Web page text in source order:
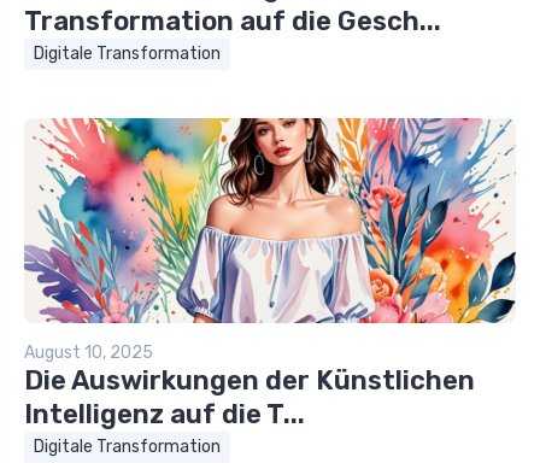
Transformation auf die Gesch...
Digitale Transformation
August 10, 2025
Die Auswirkungen der Künstlichen
Intelligenz auf die T...
Digitale Transformation